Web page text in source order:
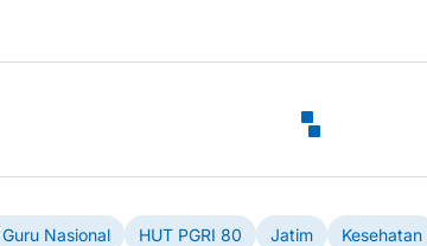
Nasional HUT PGRI 80 Jatim Kesehatan